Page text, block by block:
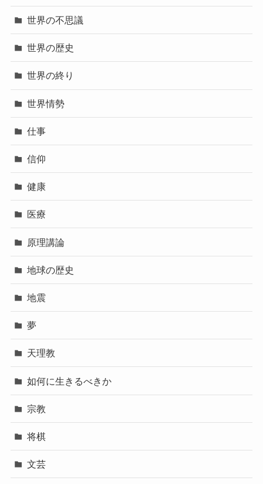
世界の不思議
世界の歴史
世界の終り
世界情勢
仕事
信仰
健康
医療
原理講論
地球の歴史
地震
夢
天理教
如何に生きるべきか
宗教
将棋
文芸